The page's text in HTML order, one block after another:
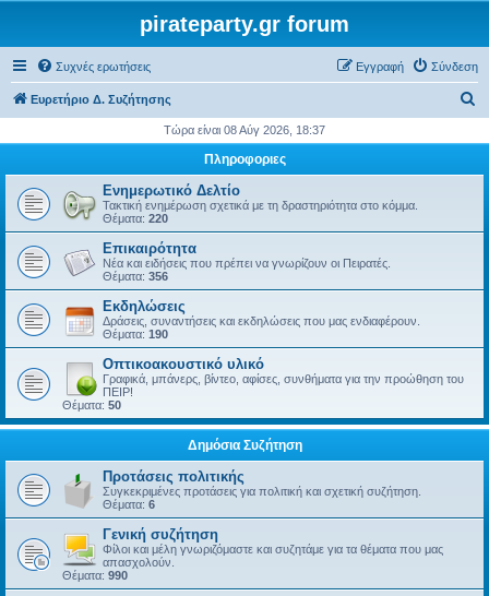
pirateparty.gr forum
Συχνές ερωτήσεις Σύνδεση
Εγγραφή
Ευρετήριο Δ. Συζήτησης
ζ
τ
Τώρα είναι 08 Αύγ 2026, 18:37
Πληροφοριες
Ενημερωτικό Δελτίο
Τακτική ενημέρωση σχετικά με τη δραστηριότητα στο κόμμα.
Θέματα: 220
Επικαιρότητα
Νέα και ειδήσεις που πρέπει να γνωρίζουν οι Πειρατές.
Θέματα: 356
Εκδηλώσεις
Δράσεις, συναντήσεις και εκδηλώσεις που μας ενδιαφέρουν.
Θέματα: 190
Οπτικοακουστικό υλικό
Γραφικά, μπάνερς, βίντεο, αφίσες, συνθήματα για την προώθηση του
ΠΕΙΡ!
Θέματα: 50
Δημόσια Συζήτηση
Προτάσεις πολιτικής
Συγκεκριμένες προτάσεις για πολιτική και σχετική συζήτηση.
Θέματα: 6
Γενική συζήτηση
Φίλοι και μέλη γνωριζόμαστε και συζητάμε για τα θέματα που μας
απασχολούν.
Θέματα: 990